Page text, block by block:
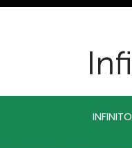
INFINITO